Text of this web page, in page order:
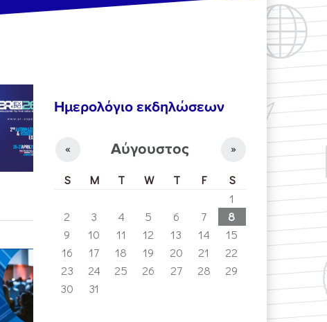
Ημερολόγιο εκδηλώσεων
Αύγουστος
« »
S M T W T F
S
1
2
3 4 5 6 7
8
9
10 11 12 13 14
15
16
17 18 19 20 21
22
23
24 25 26 27 28
29
30
31